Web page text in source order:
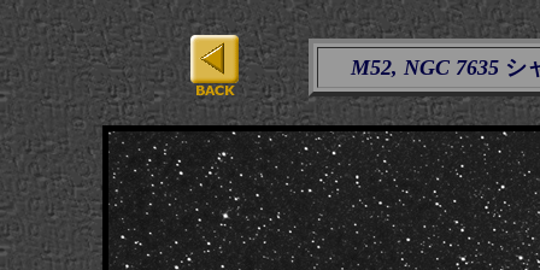
M52, NGC 7635 シ